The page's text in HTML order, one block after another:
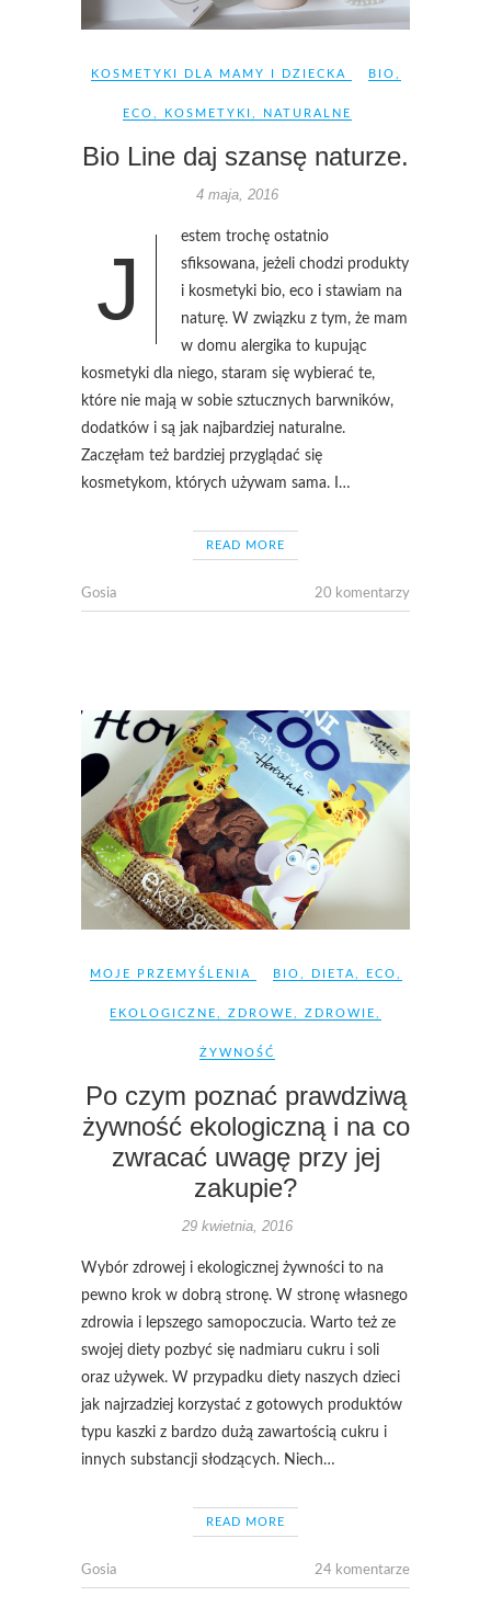
KOSMETYKI DLA MAMY I DZIECKA BIO
ECO KOSMETYKI NATURALNE
Bio Line daj szansę naturze.
4 maja, 2016
J
estem trochę ostatnio
sfiksowana, jeżeli chodzi produkty
i kosmetyki bio, eco i stawiam na
naturę. W związku z tym, że mam
w domu alergika to kupując
kosmetyki dla niego, staram się wybierać te,
które nie mają w sobie sztucznych barwników,
dodatków i są jak najbardziej naturalne.
Zaczęłam też bardziej przyglądać się
kosmetykom, których używam sama. I…
READ MORE
Gosia 20 komentarzy
MOJE PRZEMYŚLENIA BIO DIETA ECO
EKOLOGICZNE ZDROWE ZDROWIE
ŻYWNOŚĆ
Po czym poznać prawdziwą
żywność ekologiczną i na co
zwracać uwagę przy jej
zakupie?
29 kwietnia, 2016
Wybór zdrowej i ekologicznej żywności to na
pewno krok w dobrą stronę. W stronę własnego
zdrowia i lepszego samopoczucia. Warto też ze
swojej diety pozbyć się nadmiaru cukru i soli
oraz używek. W przypadku diety naszych dzieci
jak najrzadziej korzystać z gotowych produktów
typu kaszki z bardzo dużą zawartością cukru i
innych substancji słodzących. Niech…
READ MORE
Gosia 24 komentarze